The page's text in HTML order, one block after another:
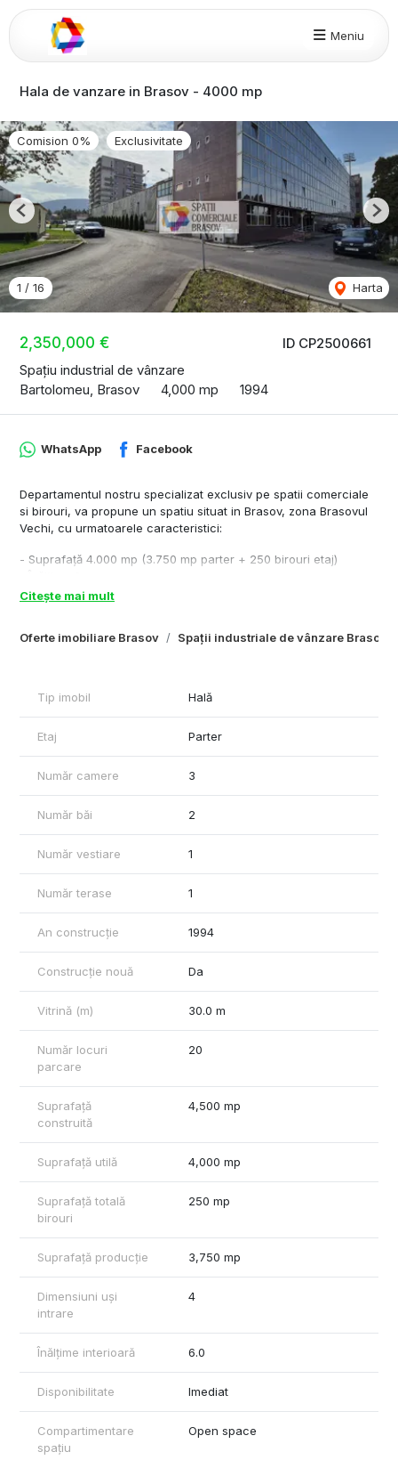
Meniu
Hala de vanzare in Brasov - 4000 mp
ID CP2500661
2,350,000 €
Spațiu industrial de vânzare
Bartolomeu, Brasov
4,000 mp 1994
Comision 0% Exclusivitate
1 / 16 Harta
Previous
Oferte imobiliare Brasov Spații industriale de vânzare Brasov
WhatsApp Facebook
Departamentul nostru specializat exclusiv pe spatii comerciale
si birouri, va propune un spatiu situat in Brasov, zona Brasovul
Vechi, cu urmatoarele caracteristici:
- Suprafață 4.000 mp (3.750 mp parter + 250 birouri etaj)
- Compartimentare - 3 tronsoane de hale, birou, grup sanitar,
2MW ), apa, gaz, corpuri de iluminat, alarma, 3 porti de acces
Rares Feraru – Commercial Real Estate Specialist
Plus-Imo.ro
Citește mai mult
Tip imobil Hală
Etaj Parter
Număr camere 3
Număr băi 2
Număr vestiare 1
Număr terase 1
An construcție 1994
Construcție nouă Da
Vitrină (m) 30.0 m
Număr locuri
parcare
20
Suprafață
construită
4,500 mp
Suprafață utilă 4,000 mp
Suprafață totală
birouri
250 mp
Suprafață producție 3,750 mp
Dimensiuni uși
intrare
4
Înălțime interioară 6.0
Disponibilitate Imediat
Compartimentare
spațiu
Open space